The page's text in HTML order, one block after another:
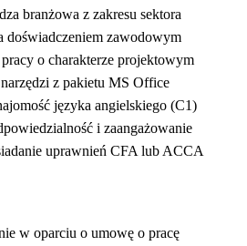
branżowa z zakresu sektora
doświadczeniem zawodowym
o charakterze projektowym
z pakietu MS Office
języka angielskiego (C1)
i zaangażowanie
uprawnień CFA lub ACCA
w oparciu o umowę o pracę